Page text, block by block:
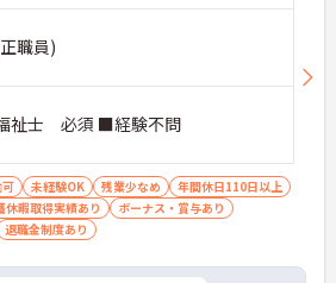
職員)
祉士 必須 ■経験不問
可 未経験OK 残業少なめ
年間休日110日以上
休暇取得実績あり
ボーナス・賞与あり
退職金制度あり